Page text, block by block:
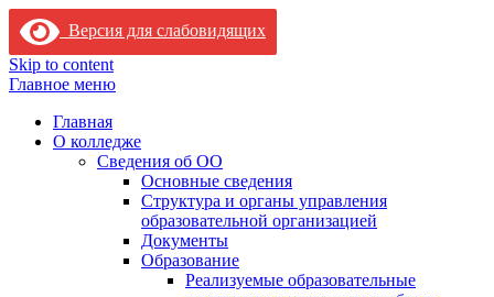
Версия для слабовидящих
Skip to content
Главное меню
Главная
О колледже
Сведения об ОО
Основные сведения
Структура и органы управления
образовательной организацией
Документы
Образование
Реализуемые образовательные